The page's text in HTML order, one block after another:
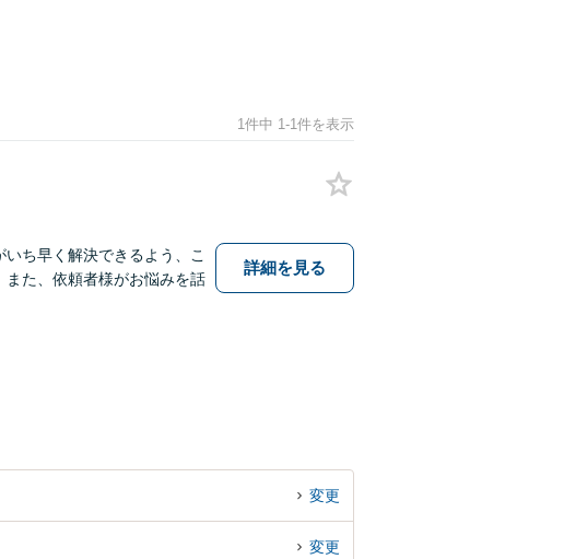
1件中 1-1件を表示
ち早く解決できるよう、こ
た、依頼者様がお悩みを話
詳細を見る
変更
変更